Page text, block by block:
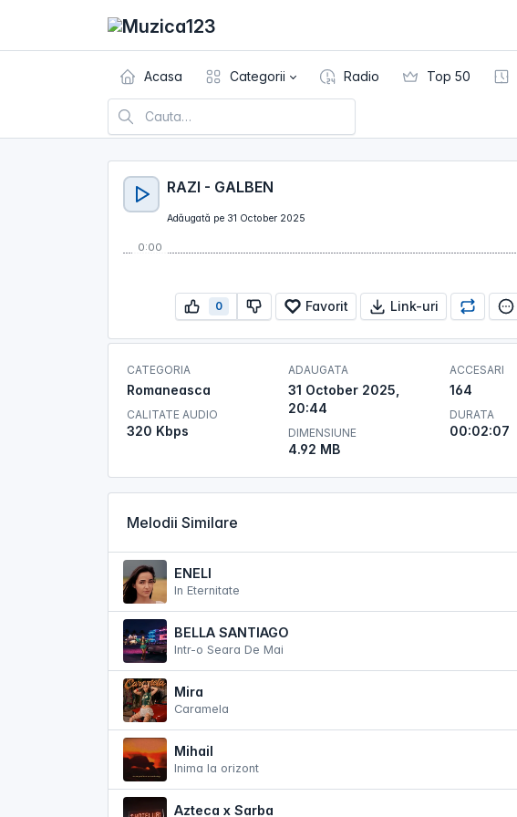
Acasa Categorii Radio Top 50
RAZI - GALBEN
Adăugată pe 31 October 2025
0:00
0 Favorit Link-uri
CATEGORIA
Romaneasca
CALITATE AUDIO
320 Kbps
ADAUGATA
31 October 2025,
20:44
DIMENSIUNE
4.92 MB
ACCESARI
164
DURATA
00:02:07
Melodii Similare
ENELI
In Eternitate
BELLA SANTIAGO
Intr-o Seara De Mai
Mira
Caramela
Mihail
Inima la orizont
Azteca x Sarba